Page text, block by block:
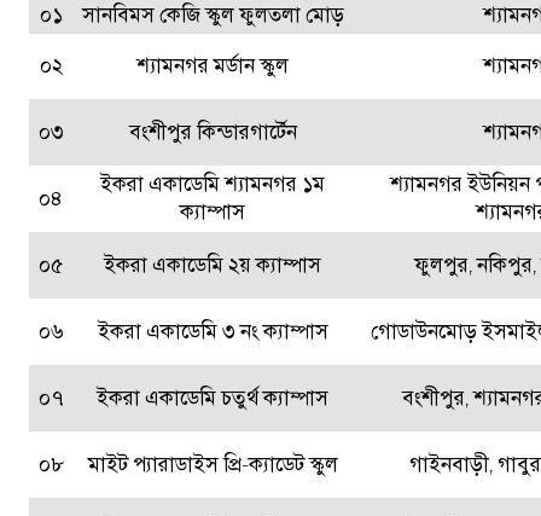
০১ সানবিমস কেজি স্কুল ফুলতলা মোড়
০২ শ্যামনগর মর্ডান স্কুল
০৩ বংশীপুর কিন্ডারগার্টেন
০৪
ইকরা একাডেমি শ্যামনগর ১ম
ক্যাম্পাস
শ্যামনগর ইউনিয়ন
০৫ ইকরা একাডেমি ২য় ক্যাম্পাস ফুলপুর, নকিপুর,
০৬ ইকরা একাডেমি ৩ নং ক্যাম্পাস গোডাউনমোড়
০৭ ইকরা একাডেমি চতুর্থ ক্যাম্পাস বংশীপুর,
০৮ মাইট প্যারাডাইস প্রি-ক্যাডেট স্কুল গাইনবাড়ী,